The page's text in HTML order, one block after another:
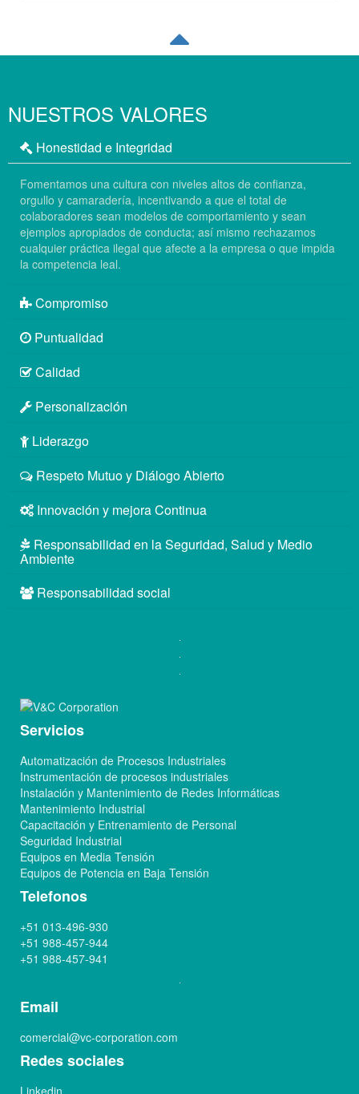
NUESTROS VALORES
Honestidad e Integridad
Fomentamos una cultura con niveles altos de confianza,
orgullo y camaradería, incentivando a que el total de
colaboradores sean modelos de comportamiento y sean
ejemplos apropiados de conducta; así mismo rechazamos
cualquier práctica ilegal que afecte a la empresa o que impida
la competencia leal.
Compromiso
Puntualidad
Calidad
Personalización
Liderazgo
Respeto Mutuo y Diálogo Abierto
Innovación y mejora Continua
Responsabilidad en la Seguridad, Salud y Medio
Ambiente
Responsabilidad social
Servicios
Automatización de Procesos Industriales
Instrumentación de procesos industriales
Instalación y Mantenimiento de Redes Informáticas
Mantenimiento Industrial
Capacitación y Entrenamiento de Personal
Seguridad Industrial
Equipos en Media Tensión
Equipos de Potencia en Baja Tensión
Telefonos
+51 013-496-930
+51 988-457-944
+51 988-457-941
Email
comercial@vc-corporation.com
Redes sociales